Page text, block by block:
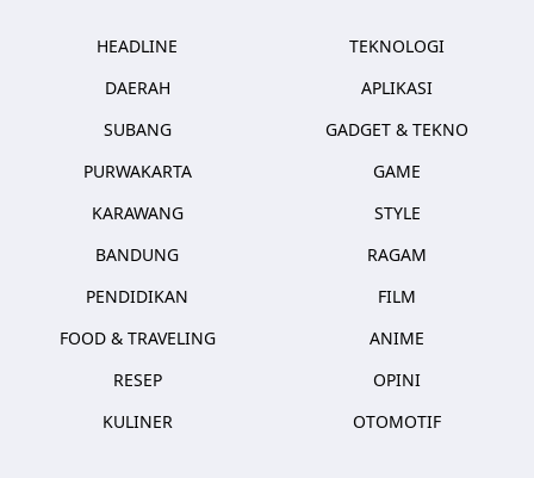
HEADLINE
DAERAH
SUBANG
PURWAKARTA
KARAWANG
BANDUNG
PENDIDIKAN
FOOD & TRAVELING
RESEP
KULINER
TEKNOLOGI
APLIKASI
GADGET & TEKNO
GAME
STYLE
RAGAM
FILM
ANIME
OPINI
OTOMOTIF